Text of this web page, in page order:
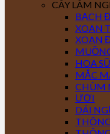
CÂY LÂM
BẠCH
XOAN
XOAN
HOA
MẮC
CHÙM
ƯƠI
DÁI